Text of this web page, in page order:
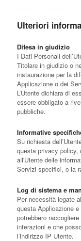
Ulteriori
Difesa in giudizio
I Dati Personali
Titolare in giudizio o
instaurazione per la
Applicazione o dei
L’Utente dichiara di
essere obbligato a
pubbliche.
Informative
Su richiesta
questa privacy policy,
all'Utente delle
Servizi specifici, o la
Log di sistema e
Per necessità legate
questa Applicazione
potrebbero
interazioni e che
l’indirizzo IP Utente.